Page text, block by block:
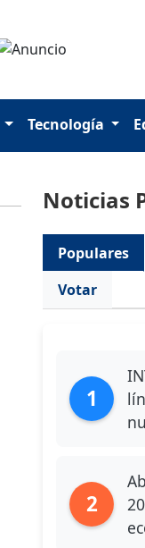
Tecnología
Noticias
Populares
Votar
1
2